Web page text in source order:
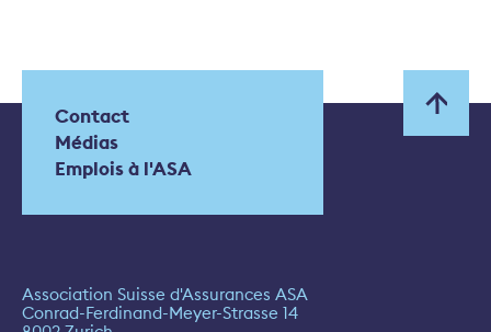
Contact
Médias
Emplois à l'ASA
Association Suisse d'Assurances ASA
Conrad-Ferdinand-Meyer-Strasse 14